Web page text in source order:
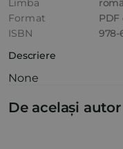
Limba
Format
ISBN
978-
Descriere
None
De același